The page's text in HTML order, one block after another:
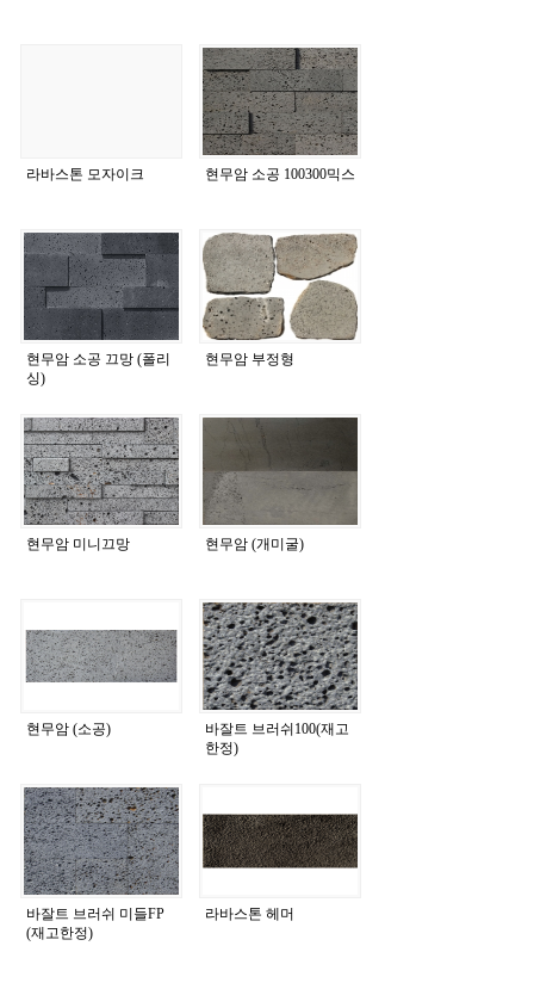
라바스톤 모자이크 현무암 소공 100300믹스
현무암 소공 끄망 (폴리
싱)
현무암 부정형
현무암 미니끄망 현무암 (개미굴)
현무암 (소공)
바잘트 브러쉬100(재고
한정)
바잘트 브러쉬 미들FP
(재고한정)
라바스톤 헤머